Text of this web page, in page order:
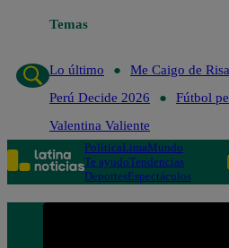
Temas
Lo último
Me Caigo de Risa
Perú Decide 2026
Fútbol
Valentina Valiente
PolíticaLimaMundo
Te ayudoTendencias
DeportesEspectáculos